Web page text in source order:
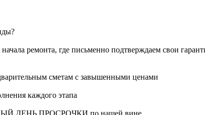
ремонта, где письменно подтверждаем свои
сметам с завышенными ценами
каждого этапа
ДЕНЬ ПРОСРОЧКИ по нашей вине